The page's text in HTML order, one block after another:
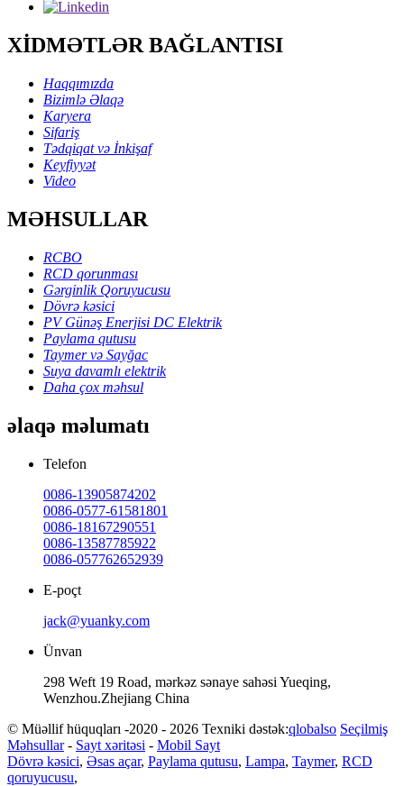
XİDMƏTLƏR BAĞLANTISI
Haqqımızda
Bizimlə Əlaqə
Karyera
Sifariş
Tədqiqat və İnkişaf
Keyfiyyət
Video
MƏHSULLAR
RCBO
RCD qorunması
Gərginlik Qoruyucusu
Dövrə kəsici
PV Günəş Enerjisi DC Elektrik
Paylama qutusu
Taymer və Sayğac
Suya davamlı elektrik
Daha çox məhsul
əlaqə məlumatı
Telefon
0086-13905874202
0086-0577-61581801
0086-18167290551
0086-13587785922
0086-057762652939
E-poçt
jack@yuanky.com
Ünvan
298 Weft 19 Road, mərkəz sənaye sahəsi Yueqing,
Wenzhou.Zhejiang China
© Müəllif hüquqları -2020 - 2026 Texniki dəstək:qlobalso Seçilmiş
Məhsullar- Sayt xəritəsi - Mobil Sayt
Dövrə kəsici, Əsas açar, Paylama qutusu, Lampa, Taymer, RCD
qoruyucusu,